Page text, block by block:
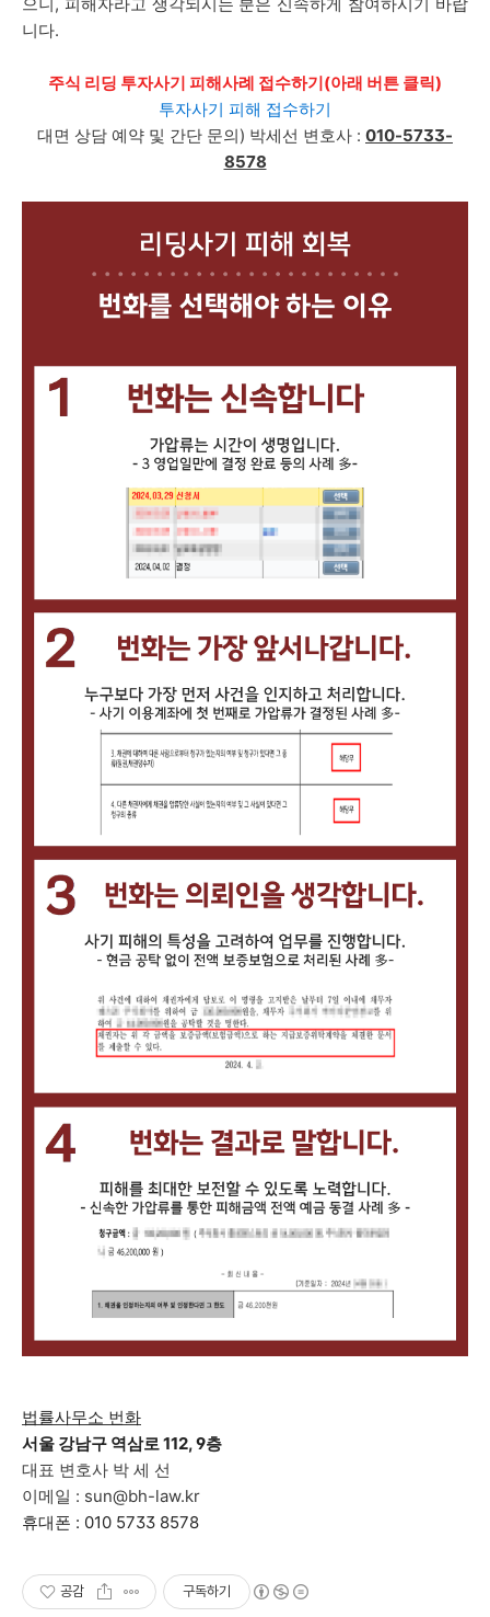
니다.
주식 리딩 투자사기 피해사례 접수하기(아래 버튼 클릭)
투자사기 피해 접수하기
대면 상담 예약 및 간단 문의) 박세선 변호사 : 010-5733-
8578
법률사무소 번화
서울 강남구 역삼로 112, 9층
대표 변호사 박 세 선
이메일 : sun@bh-law.kr
휴대폰 : 010 5733 8578
공감 구독하기